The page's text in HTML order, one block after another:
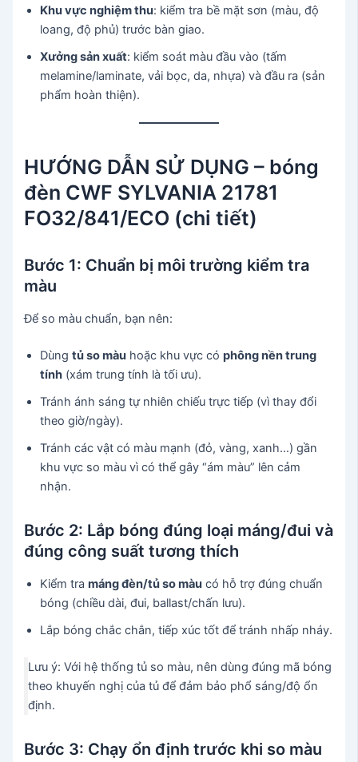
Khu vực nghiệm thu: kiểm tra bề mặt sơn (màu, độ
loang, độ phủ) trước bàn giao.
Xưởng sản xuất: kiểm soát màu đầu vào (tấm
melamine/laminate, vải bọc, da, nhựa) và đầu ra (sản
phẩm hoàn thiện).
HƯỚNG DẪN SỬ DỤNG – bóng
đèn CWF SYLVANIA 21781
FO32/841/ECO (chi tiết)
Bước 1: Chuẩn bị môi trường kiểm tra
màu
Để so màu chuẩn, bạn nên:
Dùngtủ so màu hoặc khu vực cóphông nền trung
tính (xám trung tính là tối ưu).
Tránh ánh sáng tự nhiên chiếu trực tiếp (vì thay đổi
theo giờ/ngày).
Tránh các vật có màu mạnh (đỏ, vàng, xanh…) gần
khu vực so màu vì có thể gây “ám màu” lên cảm
nhận.
Bước 2: Lắp bóng đúng loại máng/đui và
đúng công suất tương thích
Kiểm tramáng đèn/tủ so màu có hỗ trợ đúng chuẩn
bóng (chiều dài, đui, ballast/chấn lưu).
Lắp bóng chắc chắn, tiếp xúc tốt để tránh nhấp nháy.
Lưu ý: Với hệ thống tủ so màu, nên dùng đúng mã bóng
theo khuyến nghị của tủ để đảm bảo phổ sáng/độ ổn
định.
Bước 3: Chạy ổn định trước khi so màu